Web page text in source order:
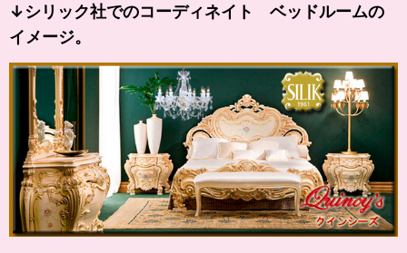
↓シリック社でのコーディネイト ベッドルームの
イメージ。